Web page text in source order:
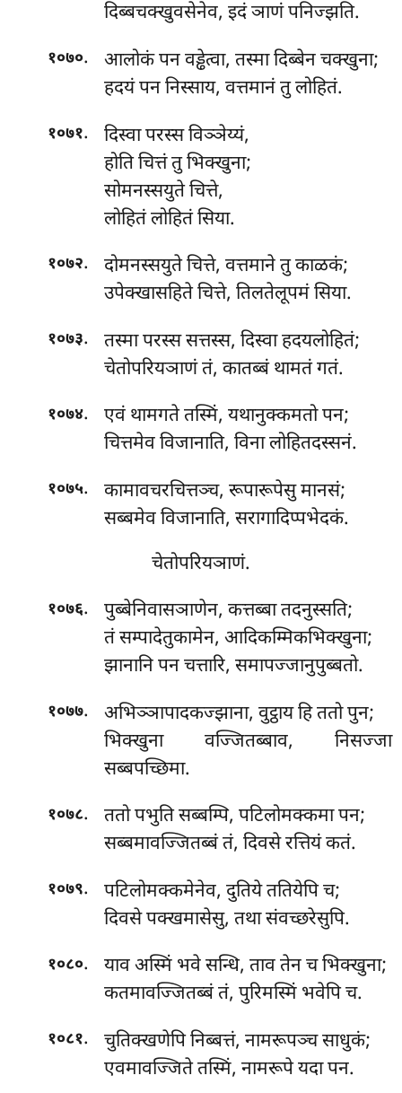
दिब्बचक्खुवसेनेव, इदं ञाणं पनिज्झति.
१०७०.
आलोकं पन वड्ढेत्वा, तस्मा दिब्बेन चक्खुना;
हदयं पन निस्साय, वत्तमानं तु लोहितं.
१०७१.
दिस्वा परस्स विञ्ञेय्यं,
होति चित्तं तु भिक्खुना;
सोमनस्सयुते चित्ते,
लोहितं लोहितं सिया.
१०७२.
दोमनस्सयुते चित्ते, वत्तमाने तु काळकं;
उपेक्खासहिते चित्ते, तिलतेलूपमं सिया.
१०७३. तस्मापरस्स सत्तस्स, दिस्वा हदयलोहितं;
चेतोपरियञाणं तं, कातब्बं थामतं गतं.
१०७४.
एवं थामगते तस्मिं, यथानुक्कमतो पन;
चित्तमेव विजानाति, विना लोहितदस्सनं.
१०७५.
कामावचरचित्तञ्च, रूपारूपेसु मानसं;
सब्बमेव विजानाति, सरागादिप्पभेदकं.
चेतोपरियञाणं.
१०७६.
पुब्बेनिवासञाणेन, कत्तब्बा तदनुस्सति;
तं सम्पादेतुकामेन, आदिकम्मिकभिक्खुना;
झानानि पन चत्तारि, समापज्जानुपुब्बतो.
१०७७.
अभिञ्ञापादकज्झाना, वुट्ठाय हि ततो पुन;
भिक्खुना वज्जितब्बाव, निसज्जा
सब्बपच्छिमा.
१०७८. ततोपभुति सब्बम्पि, पटिलोमक्कमा पन;
सब्बमावज्जितब्बं तं, दिवसे रत्तियं कतं.
१०७९.
पटिलोमक्कमेनेव, दुतिये ततियेपि च;
दिवसे पक्खमासेसु, तथा संवच्छरेसुपि.
१०८०.
याव अस्मिं भवे सन्धि, ताव तेन च भिक्खुना;
कतमावज्जितब्बं तं, पुरिमस्मिं भवेपि च.
१०८१.
चुतिक्खणेपि निब्बत्तं, नामरूपञ्च साधुकं;
एवमावज्जिते तस्मिं, नामरूपे यदा पन.